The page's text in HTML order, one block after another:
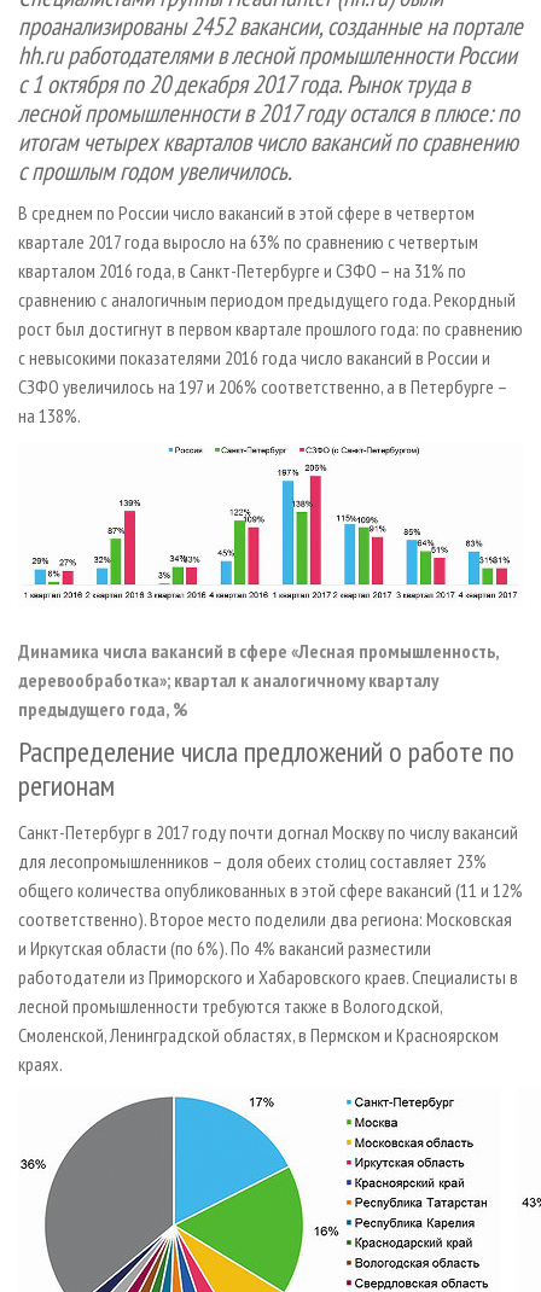
СУШКА ДРЕВЕСИНЫ
ПРОИЗВОДСТВО ДРЕВЕСНЫХ ПЛИТ
ДЕРЕВЯННОЕ ДОМОСТРОЕНИЕ
ПРОИЗВОДСТВО МЕБЕЛИ
БИОЭНЕРГЕТИКА
ЦБП
ИНСТРУМЕНТ И МАТЕРИАЛЫ
ПЕРСОНЫ
МОБИЛЬНЫЕ ВЫСТАВКИ
ОФИЦИАЛЬНЫЕ ДЕЛЕГАЦИИ
ПРИОРИТЕТНЫЕ ИНВЕСТПРОЕКТЫ
RUSSIAN FORESTRY REVIEW
ГАЗЕТА ЛЕСПРОМФОРУМ
БИБЛИОТЕКА СПЕЦИАЛИСТА
КОНТАКТЫ
РЕКЛАМА
РЕКЛАМА НА САЙТЕ
проанализированы 2452 вакансии, созданные на портале
hh.ru работодателями в лесной промышленности России
с 1 октября по 20 декабря 2017 года. Рынок труда в
лесной промышленности в 2017 году остался в плюсе: по
итогам четырех кварталов число вакансий по сравнению
с прошлым годом увеличилось.
В среднем по России число вакансий в этой сфере в четвертом
квартале 2017 года выросло на 63% по сравнению с четвертым
кварталом 2016 года, в Санкт-Петербурге и СЗФО – на 31% по
сравнению с аналогичным периодом предыдущего года. Рекордный
рост был достигнут в первом квартале прошлого года: по сравнению
с невысокими показателями 2016 года число вакансий в России и
СЗФО увеличилось на 197 и 206% соответственно, а в Петербурге –
на 138%.
Динамика числа вакансий в сфере «Лесная промышленность,
деревообработка»; квартал к аналогичному кварталу
предыдущего года, %
Распределение числа предложений о работе по
регионам
Санкт-Петербург в 2017 году почти догнал Москву по числу вакансий
для лесопромышленников – доля обеих столиц составляет 23%
общего количества опубликованных в этой сфере вакансий (11 и 12%
соответственно). Второе место поделили два региона: Московская
и Иркутская области (по 6%). По 4% вакансий разместили
работодатели из Приморского и Хабаровского краев. Специалисты в
лесной промышленности требуются также в Вологодской,
Смоленской, Ленинградской областях, в Пермском и Красноярском
краях.